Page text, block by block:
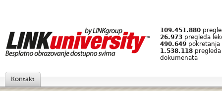
109.451.880
26.973 pregleda
490.649 pokretanja
1.538.118
dokumenata
Kontakt